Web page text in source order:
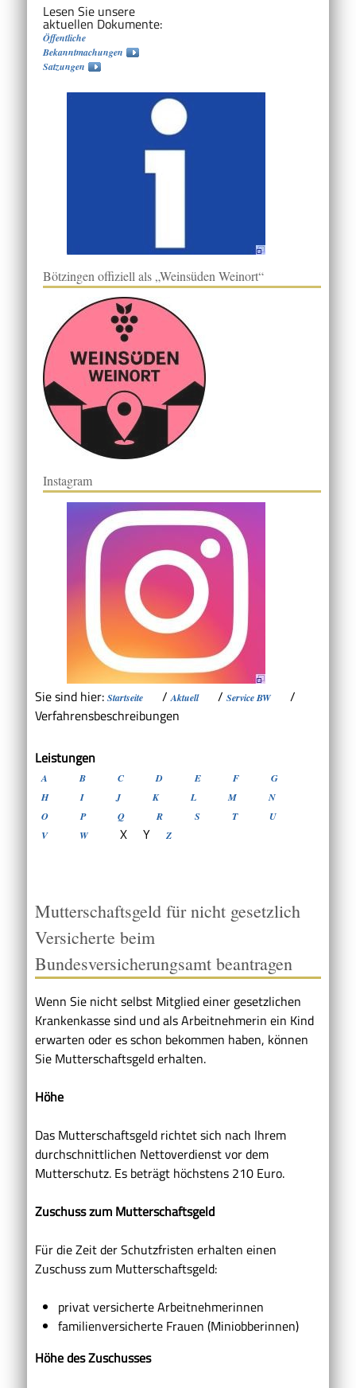
Lesen Sie unsere
aktuellen Dokumente:
Öffentliche
Bekanntmachungen
Satzungen
Bötzingen offiziell als „Weinsüden Weinort“
Instagram
Sie sind hier: Startseite /Aktuell / Service BW
/
Verfahrensbeschreibungen
Leistungen
A B C D E F
G
H
I J K L M
N
O
P Q R S T
U
V
W X Y Z
Mutterschaftsgeld für nicht gesetzlich
Versicherte beim
Bundesversicherungsamt beantragen
Wenn Sie nicht selbst Mitglied einer gesetzlichen
Krankenkasse sind und als Arbeitnehmerin ein Kind
erwarten oder es schon bekommen haben, können
Sie Mutterschaftsgeld erhalten.
Höhe
Das Mutterschaftsgeld richtet sich nach Ihrem
durchschnittlichen Nettoverdienst vor dem
Mutterschutz. Es beträgt höchstens 210 Euro.
Zuschuss zum Mutterschaftsgeld
Für die Zeit der Schutzfristen erhalten einen
Zuschuss zum Mutterschaftsgeld:
privat versicherte Arbeitnehmerinnen
familienversicherte Frauen (Miniobberinnen)
Höhe des Zuschusses